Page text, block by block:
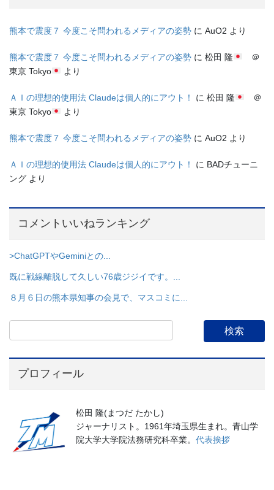
熊本で震度７ 今度こそ問われるメディアの姿勢 に AuO2 より
熊本で震度７ 今度こそ問われるメディアの姿勢 に 松田 隆
＠
東京 Tokyo
より
ＡＩの理想的使用法 Claudeは個人的にアウト！ に 松田 隆
＠
東京 Tokyo
より
熊本で震度７ 今度こそ問われるメディアの姿勢 に AuO2 より
ＡＩの理想的使用法 Claudeは個人的にアウト！ に BADチューニ
ング より
コメントいいねランキング
>ChatGPTやGeminiとの...
既に戦線離脱して久しい76歳ジジイです。...
８月６日の熊本県知事の会見で、マスコミに...
プロフィール
松田 隆(まつだ たかし)
ジャーナリスト。1961年埼玉県生まれ。青山学
院大学大学院法務研究科卒業。 代表挨拶